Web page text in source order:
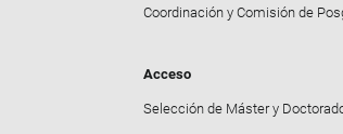
Coordinación y Comisión de
Acceso
Selección de Máster y